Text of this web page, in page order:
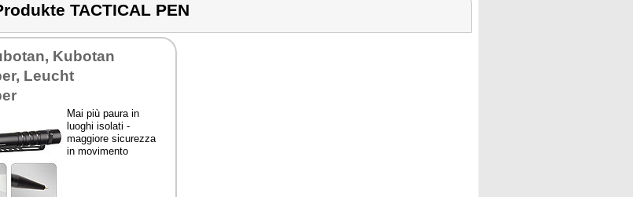
TACTICAL PEN
Kubotan
Leucht
Mai più paura in
luoghi isolati -
maggiore sicurezza
in movimento